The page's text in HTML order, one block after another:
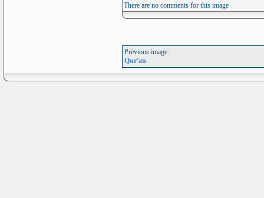
There are no comments for this image
Previous image:
Qur'an